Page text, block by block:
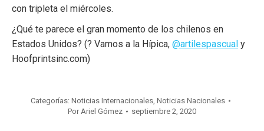
con tripleta el miércoles.
¿Qué te parece el gran momento de los chilenos en
Estados Unidos? (? Vamos a la Hípica, @artilespascual y
Hoofprintsinc.com)
Categorías: Noticias Internacionales, Noticias Nacionales
PorAriel Gómez septiembre 2, 2020